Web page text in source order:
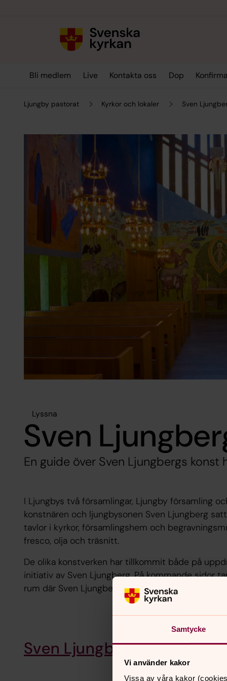
Samtycke
Vi använder kakor
Vissa av våra kakor
Bli medlem Live Kontakta oss Dop
Ljungby pastorat Kyrkor och lokaler Sven
Lyssna
Sven
En guide över Sven Ljungbergs konst
I Ljungbys två församlingar, Ljungby församling
konstnären och ljungbysonen Sven Ljungberg
tavlor i kyrkor, församlingshem och
fresco, olja och träsnitt.
De olika konstverken har tillkommit både på
initiativ av Sven Ljungberg. På kommande sidor
rum där Sven Ljungbergs konst finns
Sven Ljungbergs konst i